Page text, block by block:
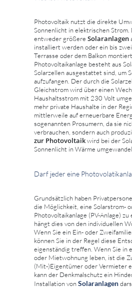
Photovoltaik nutzt die direkte
Sonnenlicht in elektrischen Strom.
entweder größere Solaranlagen
installiert werden oder ein bis
Terrasse oder dem Balkon
Photovoltaikanlage besteht aus
Solarzellen ausgestattet sind, um
aufzufangen. Der durch die
Gleichstrom wird über einen
Haushaltsstrom mit 230 Volt
mehr private Haushalte in der
mittlerweile auf erneuerbare
sogenannten Prosumern, da sie
verbrauchen, sondern auch
zur Photovoltaikwird bei der
Sonnenlicht in Wärme
Darf jeder eine
Grundsätzlich haben
die Möglichkeit, eine Solarstrom-
Photovoltaikanlage (PV-Anlage)
hängt dies von den individuellen
Wenn Sie ein Ein- oder
können Sie in der Regel diese
eigenständig treffen. Wenn Sie in
oder Mietwohnung leben, ist die
(Mit-)Eigentümer oder Vermieter
kann der Denkmalschutz ein
Installation vonSolaranlagen